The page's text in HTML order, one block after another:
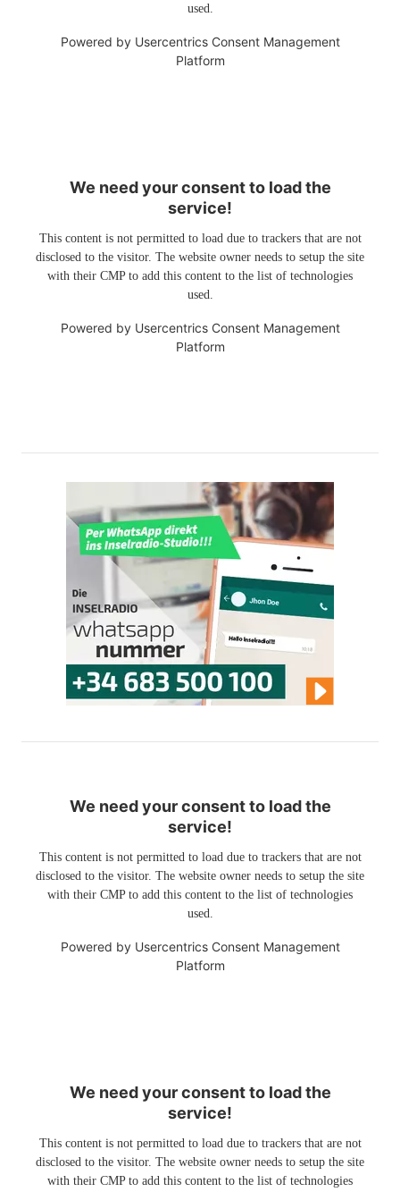
used.
Powered by Usercentrics Consent Management
Platform
We need your consent to load the
service!
This content is not permitted to load due to trackers that are not
disclosed to the visitor. The website owner needs to setup the site
with their CMP to add this content to the list of technologies
used.
Powered by Usercentrics Consent Management
Platform
We need your consent to load the
service!
This content is not permitted to load due to trackers that are not
disclosed to the visitor. The website owner needs to setup the site
with their CMP to add this content to the list of technologies
used.
Powered by Usercentrics Consent Management
Platform
We need your consent to load the
service!
This content is not permitted to load due to trackers that are not
disclosed to the visitor. The website owner needs to setup the site
with their CMP to add this content to the list of technologies